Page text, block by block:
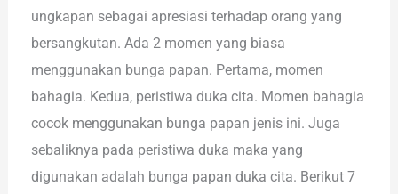
ungkapan sebagai apresiasi terhadap orang yang
bersangkutan. Ada 2 momen yang biasa
menggunakan bunga papan. Pertama, momen
bahagia. Kedua, peristiwa duka cita. Momen bahagia
cocok menggunakan bunga papan jenis ini. Juga
sebaliknya pada peristiwa duka maka yang
digunakan adalah bunga papan duka cita. Berikut 7